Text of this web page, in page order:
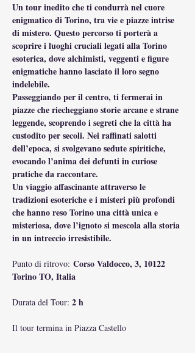
Un tour inedito che ti condurrà nel cuore
enigmatico di Torino, tra vie e piazze intrise
di mistero. Questo percorso ti porterà a
scoprire i luoghi cruciali legati alla Torino
esoterica, dove alchimisti, veggenti e figure
enigmatiche hanno lasciato il loro segno
indelebile.
Passeggiando per il centro, ti fermerai in
piazze che riecheggiano storie arcane e strane
leggende, scoprendo i segreti che la città ha
custodito per secoli. Nei raffinati salotti
dell’epoca, si svolgevano sedute spiritiche,
evocando l’anima dei defunti in curiose
pratiche da raccontare.
Un viaggio affascinante attraverso le
tradizioni esoteriche e i misteri più profondi
che hanno reso Torino una città unica e
misteriosa, dove l’ignoto si mescola alla storia
in un intreccio irresistibile.
Punto di ritrovo: Corso Valdocco, 3, 10122
Torino TO, Italia
Durata del Tour: 2 h
Il tour termina in Piazza Castello